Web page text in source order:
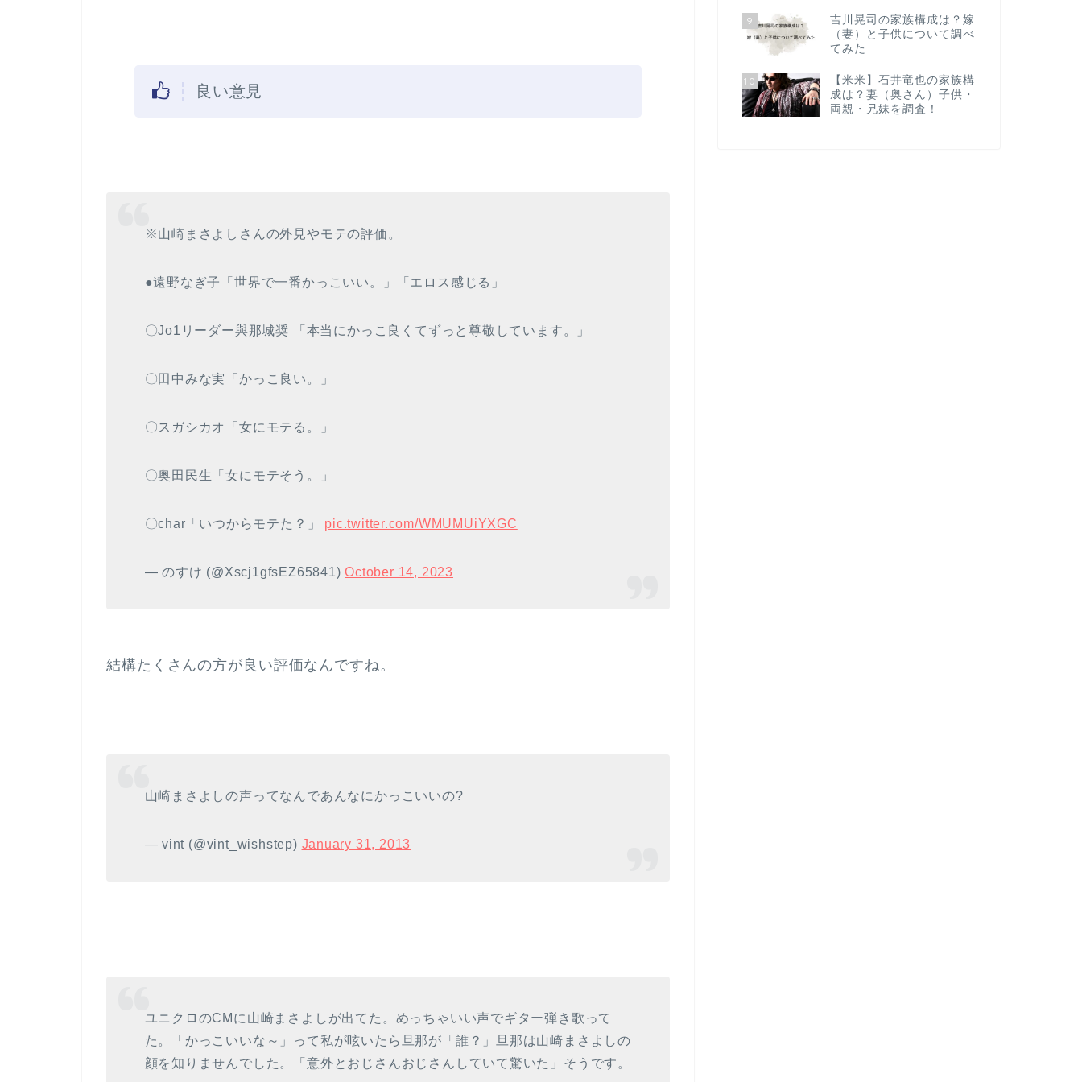
良い意見
※山崎まさよしさんの外見やモテの評価。
●遠野なぎ子「世界で一番かっこいい。」「エロス感じる」
〇Jo1リーダー與那城奨 「本当にかっこ良くてずっと尊敬しています。」
〇田中みな実「かっこ良い。」
〇スガシカオ「女にモテる。」
〇奥田民生「女にモテそう。」
〇char「いつからモテた？」 pic.twitter.com/WMUMUiYXGC
— のすけ (@Xscj1gfsEZ65841)October 14, 2023
結構たくさんの方が良い評価なんですね。
山崎まさよしの声ってなんであんなにかっこいいの?
— vint (@vint_wishstep) January 31, 2013
ユニクロのCMに山崎まさよしが出てた。めっちゃいい声でギター弾き歌って
た。「かっこいいな～」って私が呟いたら旦那が「誰？」旦那は山崎まさよしの
顔を知りませんでした。「意外とおじさんおじさんしていて驚いた」そうです。
9
吉川晃司の家族構成は？嫁
（妻）と子供について調べ
てみた
10
【米米】石井竜也の家族構
成は？妻（奥さん）子供・
両親・兄妹を調査！